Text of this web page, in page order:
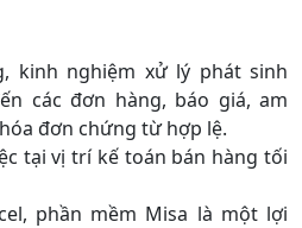
kinh nghiệm xử lý phát sinh
các đơn hàng, báo giá, am
đơn chứng từ hợp lệ.
tại vị trí kế toán bán hàng tối
phần mềm Misa là một lợi